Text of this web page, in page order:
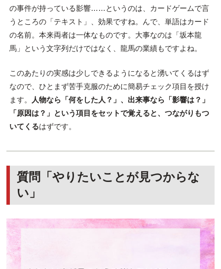
の事件が持っている影響……というのは、カードゲームで言
うところの「テキスト」、効果ですね。んで、単語はカード
の名前。本来両者は一体なものです。大事なのは「坂本龍
馬」という文字列だけではなく、龍馬の業績もですよね。
このあたりの実感は少しできるようになると湧いてくるはず
なので、ひとまず苦手克服のために簡易チェック項目を授け
ます。
人物なら「何をした人？」、出来事なら「影響は？」
「原因は？」という項目をセットで覚えると、つながりもつ
いてくるはずです。
質問「やりたいことが見つからな
い」